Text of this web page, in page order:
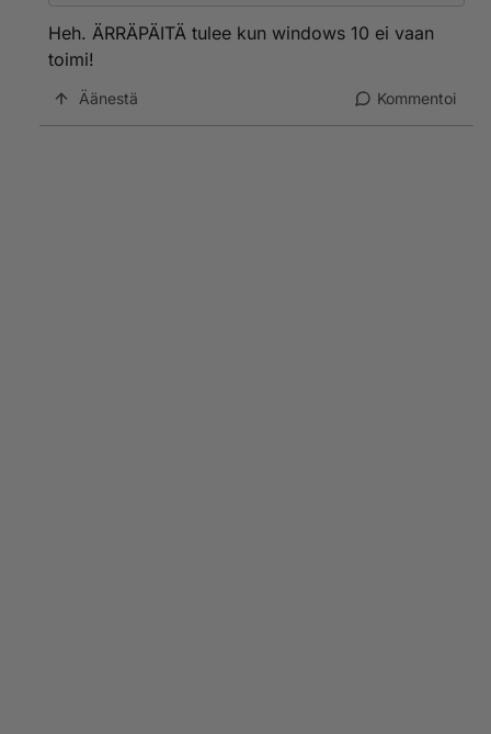
Heh. ÄRRÄPÄITÄ tulee kun windows 10 ei vaan
toimi!
Äänestä Kommentoi